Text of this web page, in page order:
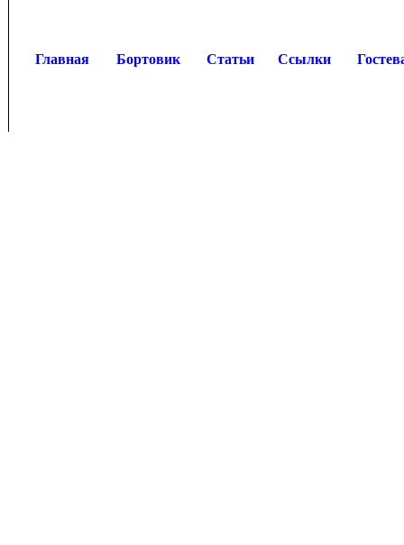
Главная Бортовик Статьи Ссылки